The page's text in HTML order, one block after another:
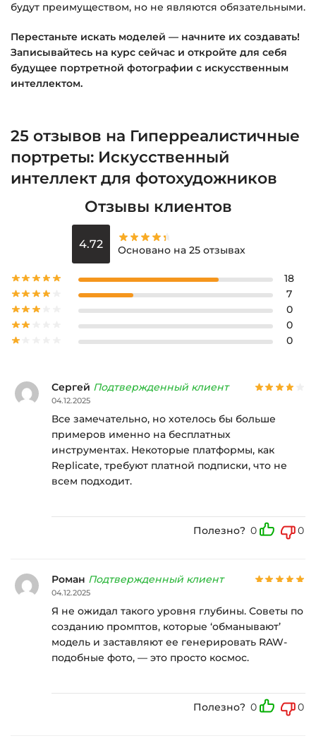
будут преимуществом, но не являются обязательными.
Перестаньте искать моделей — начните их создавать!
Записывайтесь на курс сейчас и откройте для себя
будущее портретной фотографии с искусственным
интеллектом.
25 отзывов на Гиперреалистичные
портреты: Искусственный
интеллект для фотохудожников
Отзывы клиентов
4.72 Основано на 25 отзывах
18
7
0
0
0
Сергей Подтвержденный клиент
04.12.2025
Все замечательно, но хотелось бы больше
примеров именно на бесплатных
инструментах. Некоторые платформы, как
Replicate, требуют платной подписки, что не
всем подходит.
Полезно? 0 0
Роман Подтвержденный клиент
04.12.2025
Я не ожидал такого уровня глубины. Советы по
созданию промптов, которые ‘обманывают’
модель и заставляют ее генерировать RAW-
подобные фото, — это просто космос.
Полезно? 0 0